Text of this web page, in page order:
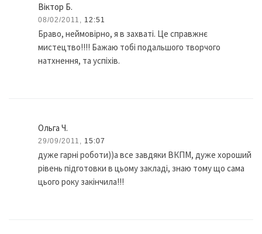
Віктор Б.
08/02/2011, 12:51
Браво, неймовірно, я в захваті. Це справжнє
мистецтво!!!! Бажаю тобі подальшого творчого
натхнення, та успіхів.
Ольга Ч.
29/09/2011, 15:07
дуже гарні роботи))а все завдяки ВКПМ, дуже хороший
рівень підготовки в цьому закладі, знаю тому що сама
цього року закінчила!!!